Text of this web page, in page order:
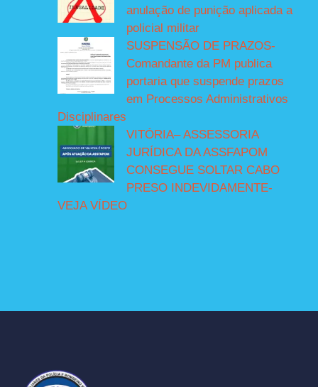
anulação de punição aplicada a
policial militar
SUSPENSÃO DE PRAZOS-
Comandante da PM publica
portaria que suspende prazos
em Processos Administrativos
Disciplinares
VITÓRIA– ASSESSORIA
JURÍDICA DA ASSFAPOM
CONSEGUE SOLTAR CABO
PRESO INDEVIDAMENTE-
VEJA VÍDEO